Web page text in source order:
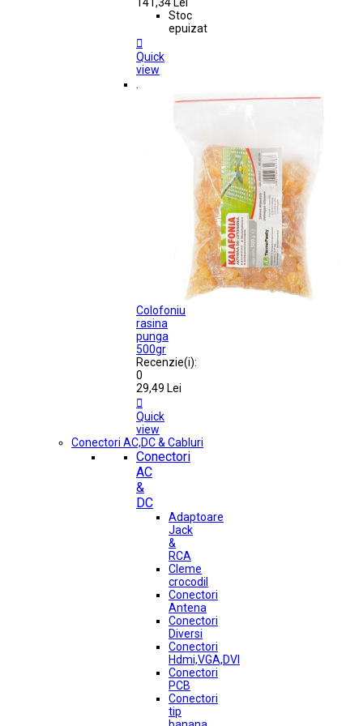
Stoc
epuizat

Quick
view
.
Colofoniu
rasina
punga
500gr
Recenzie(i):
0
29,49 Lei

Quick
view
Conectori AC,DC & Cabluri
Conectori
AC
&
DC
Adaptoare
Jack
&
RCA
Cleme
crocodil
Conectori
Antena
Conectori
Diversi
Conectori
Hdmi,VGA,DVI
Conectori
PCB
Conectori
tip